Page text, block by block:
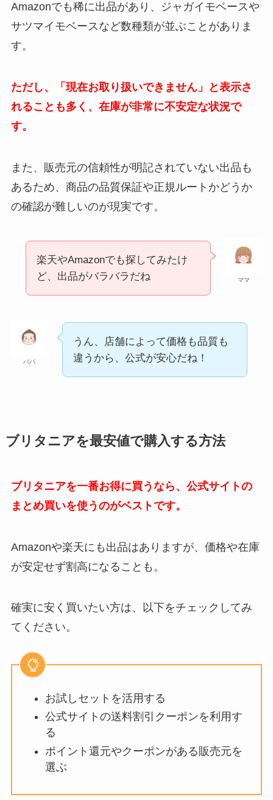
Amazonでも稀に出品があり、ジャガイモベースや
サツマイモベースなど数種類が並ぶことがありま
す。
ただし、「現在お取り扱いできません」と表示さ
れることも多く、在庫が非常に不安定な状況で
す。
また、販売元の信頼性が明記されていない出品も
あるため、商品の品質保証や正規ルートかどうか
の確認が難しいのが現実です。
ママ
楽天やAmazonでも探してみたけ
ど、出品がバラバラだね
パパ
うん、店舗によって価格も品質も
違うから、公式が安心だね！
ブリタニアを最安値で購入する方法
ブリタニアを一番お得に買うなら、公式サイトの
まとめ買いを使うのがベストです。
Amazonや楽天にも出品はありますが、価格や在庫
が安定せず割高になることも。
確実に安く買いたい方は、以下をチェックしてみ
てください。
お試しセットを活用する
公式サイトの送料割引クーポンを利用す
る
ポイント還元やクーポンがある販売元を
選ぶ